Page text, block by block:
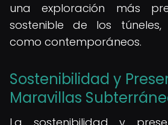
una exploración más
sostenible de los
como contemporáneos.
Sostenibilidad y
Maravillas